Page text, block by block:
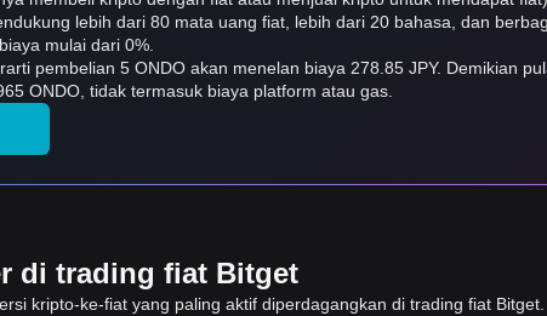
lebih dari 80 mata uang fiat, lebih dari 20 bahasa, dan
mulai dari 0%.
pembelian 5 ONDO akan menelan biaya 278.85 JPY. Demikian
ONDO, tidak termasuk biaya platform atau gas.
di trading fiat Bitget
kripto-ke-fiat yang paling aktif diperdagangkan di trading fiat